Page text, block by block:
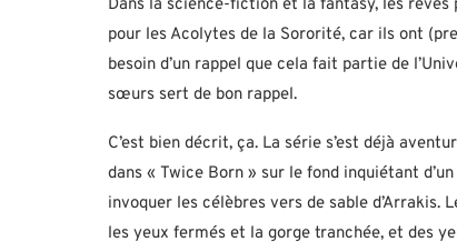
Dans la science-fiction et la fantasy, les
pour les Acolytes de la Sororité, car ils ont
besoin d’un rappel que cela fait partie de
sœurs sert de bon rappel.
C’est bien décrit, ça. La série s’est déjà
dans « Twice Born » sur le fond inquiétant
invoquer les célèbres vers de sable
les yeux fermés et la gorge tranchée, et des